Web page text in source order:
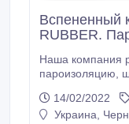
Вспененный
RUBBER.
Наша компания
пароизоляцию, шумоизоляцию торговых марок
Алюхолст РЕТ, Полифом, Пенолон, Armaflex,
Синтетический каучук,
14/02/2022
Украина,